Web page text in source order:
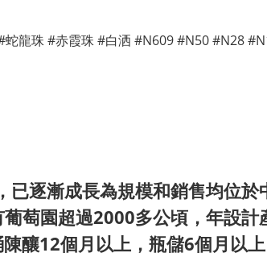
逐漸成長為規模和銷售均位於
萄園超過2000多公頃，年設
釀12個月以上，瓶儲6個月以